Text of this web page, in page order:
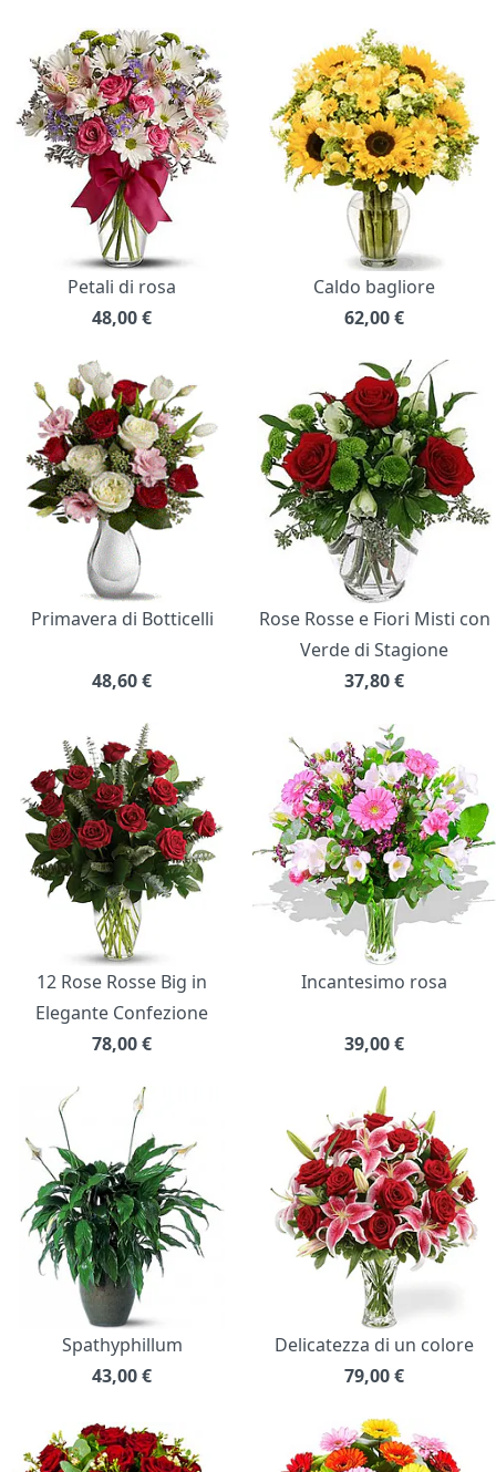
Petali di rosa
48,00€
Caldo bagliore
62,00€
Primavera di Botticelli
48,60€
Rose Rosse e Fiori Misti con
Verde di Stagione
37,80€
12 Rose Rosse Big in
Elegante Confezione
78,00€
Incantesimo rosa
39,00€
Spathyphillum
43,00€
Delicatezza di un colore
79,00€